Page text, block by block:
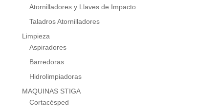
Atornilladores y Llaves de Impacto
Taladros Atornilladores
Limpieza
Aspiradores
Barredoras
Hidrolimpiadoras
MAQUINAS STIGA
Cortacésped